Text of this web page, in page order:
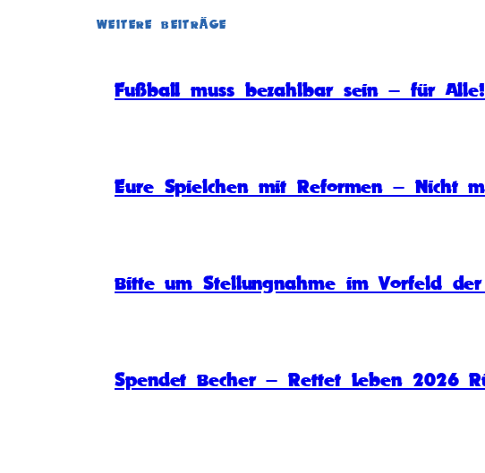
WEITERE BEITRÄGE
Fußball muss bezahlbar sein – für Alle!
Eure Spielchen mit Reformen – Nicht
Bitte um Stellungnahme im Vorfeld
Spendet Becher – Rettet Leben 2026